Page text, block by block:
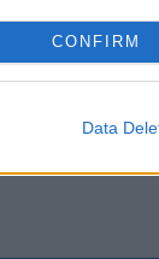
CONFIRM
Data
e
della